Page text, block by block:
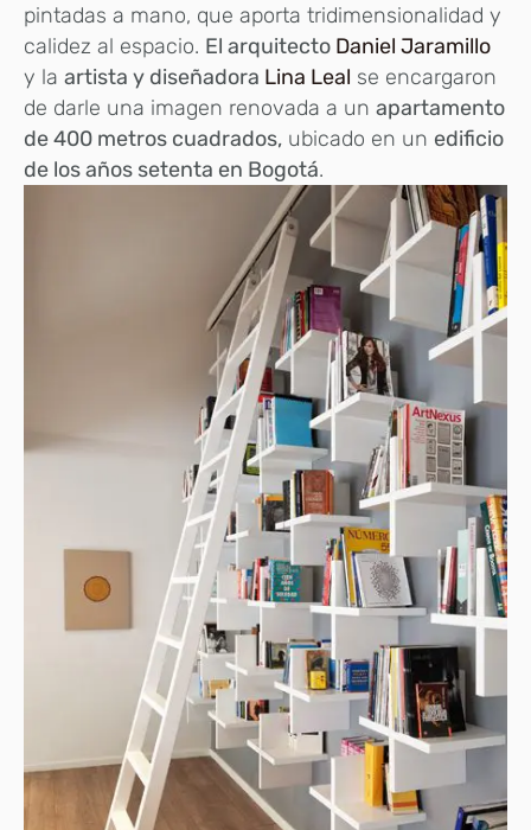
pintadas a mano, que aporta tridimensionalidad y
calidez al espacio. El arquitecto Daniel Jaramillo
y la artista y diseñadora Lina Leal se encargaron
de darle una imagen renovada a un apartamento
de 400 metros cuadrados, ubicado en un edificio
de los años setenta en Bogotá.